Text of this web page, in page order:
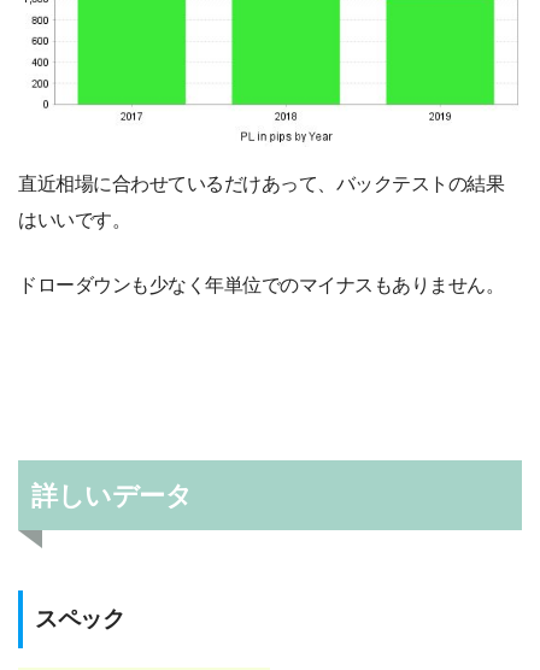
直近相場に合わせているだけあって、バックテストの結果
はいいです。
ドローダウンも少なく年単位でのマイナスもありません。
詳しいデータ
スペック